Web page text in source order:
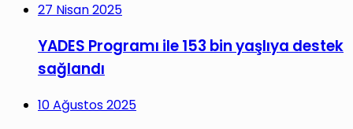
27 Nisan 2025
YADES Programı ile 153 bin yaşlıya destek
sağlandı
10 Ağustos 2025